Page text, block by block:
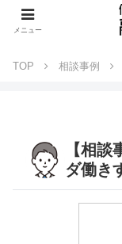
TOP 相談事例
【相
ダ働き
メニュー